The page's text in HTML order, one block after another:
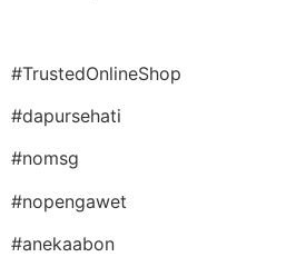
#TrustedOnlineShop
#dapursehati
#nomsg
#nopengawet
#anekaabon